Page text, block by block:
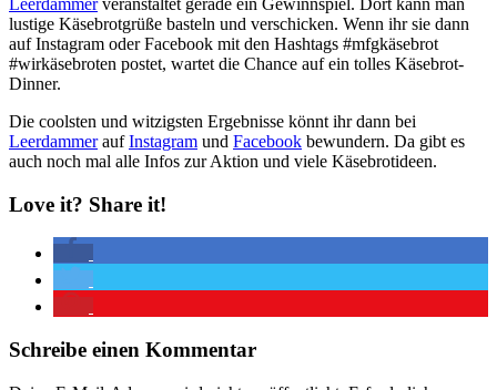
lustige Käsebrotgrüße basteln und verschicken. Wenn ihr sie dann
auf Instagram oder Facebook mit den Hashtags #mfgkäsebrot
#wirkäsebroten postet, wartet die Chance auf ein tolles Käsebrot-
Dinner.
Die coolsten und witzigsten Ergebnisse könnt ihr dann bei
LeerdammeraufInstagram und Facebook bewundern. Da gibt es
auch noch mal alle Infos zur Aktion und viele Käsebrotideen.
Love it? Share it!
Schreibe einen Kommentar